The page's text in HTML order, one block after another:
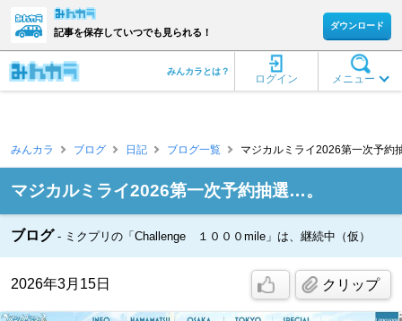
記事を保存していつでも見られる！
ダウンロード
メニュー
ログイン
みんカラとは？
みんカラ ブログ 日記 ブログ一覧 マジカルミライ2026第一次予約
マジカルミライ2026第一次予約抽選…。
ブログ ミクプリの「Challenge １０００mile」は、継続中（仮）
2026年3月15日 クリップ